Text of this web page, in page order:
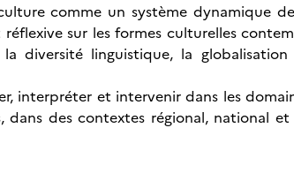
comme un système dynamique
sur les formes culturelles
diversité linguistique, la
interpréter et intervenir dans les
dans des contextes régional, national